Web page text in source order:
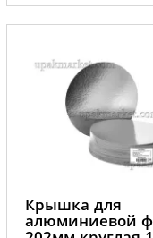
Крышка для
алюминиевой